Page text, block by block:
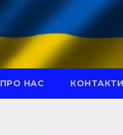
ПРО НАС КОНТАКТИ